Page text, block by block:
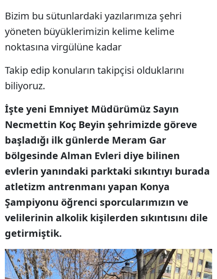
Bizim bu sütunlardaki yazılarımıza şehri
yöneten büyüklerimizin kelime kelime
noktasına virgülüne kadar
Takip edip konuların takipçisi olduklarını
biliyoruz.
İşte yeni Emniyet Müdürümüz Sayın
Necmettin Koç Beyin şehrimizde göreve
başladığı ilk günlerde Meram Gar
bölgesinde Alman Evleri diye bilinen
evlerin yanındaki parktaki sıkıntıyı burada
atletizm antrenmanı yapan Konya
Şampiyonu öğrenci sporcularımızın ve
velilerinin alkolik kişilerden sıkıntısını dile
getirmiştik.